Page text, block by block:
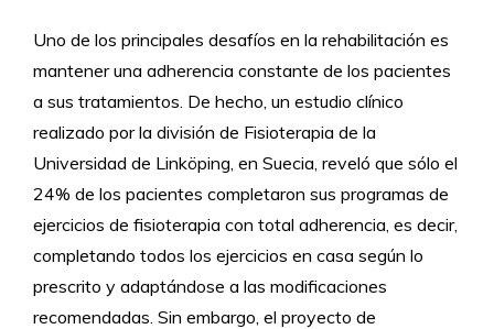
Uno de los principales desafíos en la rehabilitación es
mantener una adherencia constante de los pacientes
a sus tratamientos. De hecho, un estudio clínico
realizado por la división de Fisioterapia de la
Universidad de Linköping, en Suecia, reveló que sólo el
24% de los pacientes completaron sus programas de
ejercicios de fisioterapia con total adherencia, es decir,
completando todos los ejercicios en casa según lo
prescrito y adaptándose a las modificaciones
recomendadas. Sin embargo, el proyecto de